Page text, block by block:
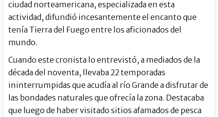
ciudad norteamericana, especializada en esta
actividad, difundió incesantemente el encanto que
tenía Tierra del Fuego entre los aficionados del
mundo.
Cuando este cronista lo entrevistó, a mediados de la
década del noventa, llevaba 22 temporadas
ininterrumpidas que acudía al río Grande a disfrutar de
las bondades naturales que ofrecía la zona. Destacaba
que luego de haber visitado sitios afamados de pesca